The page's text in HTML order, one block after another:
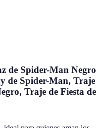
de Spider-Man Negro
de Spider-Man, Traje
Traje de Fiesta de